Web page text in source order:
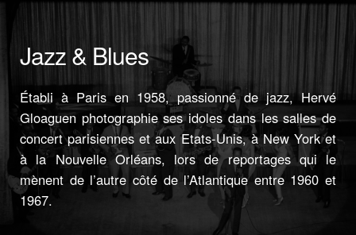
Jazz & Blues
Établi à Paris en 1958, passionné de jazz, Hervé
Gloaguen photographie ses idoles dans les salles de
concert parisiennes et aux Etats-Unis, à New York et
à la Nouvelle Orléans, lors de reportages qui le
mènent de l’autre côté de l’Atlantique entre 1960 et
1967.